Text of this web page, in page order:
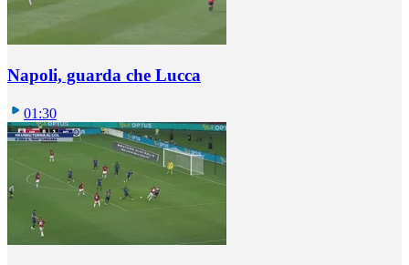
Napoli, guarda che Lucca
01:30